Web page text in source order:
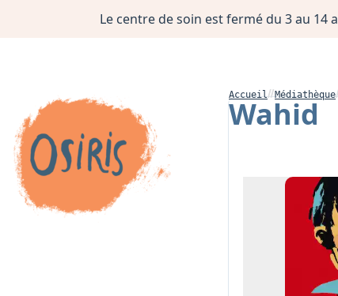
Le centre de soin est fermé du 3 au 14
Accueil Médiathèque
Wahid